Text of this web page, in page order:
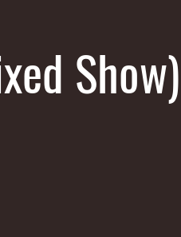
Show)